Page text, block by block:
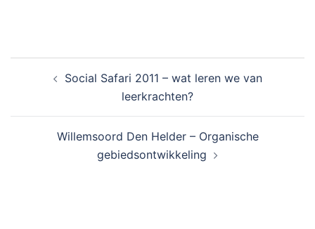
NAVIGATIESocial Safari 2011 – wat leren we van
leerkrachten?
Willemsoord Den Helder – Organische
gebiedsontwikkeling